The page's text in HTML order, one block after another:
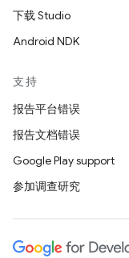
下载 Studio
Android NDK
支持
报告平台错误
报告文档错误
Google Play support
参加调查研究